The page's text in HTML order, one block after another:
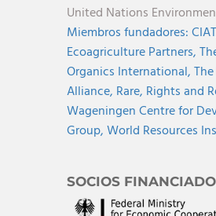
United Nations
Miembros fundadores:
Ecoagriculture Partners,
Organics International,
Alliance, Rare, Rights and
Wageningen Centre for
Group,World Resources
SOCIOS